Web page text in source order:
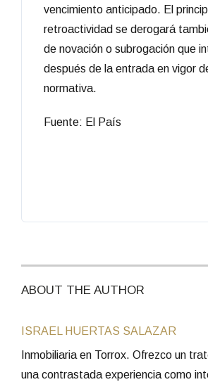
vencimiento anticipado. El
retroactividad se derogará
de novación o subrogación que
después de la entrada en vigor
normativa.
Fuente: El País
ABOUT THE AUTHOR
ISRAEL HUERTAS SALAZAR
Inmobiliaria en Torrox. Ofrezco un
una contrastada experiencia como